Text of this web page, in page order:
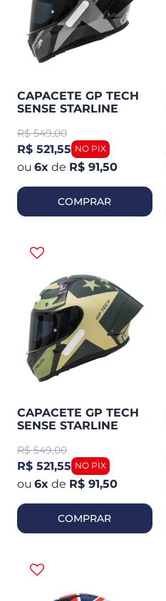
CAPACETE GP TECH
SENSE STARLINE
R$ 549,00
R$ 521,55
6x de R$ 91,50
COMPRAR
CAPACETE GP TECH
SENSE STARLINE
R$ 549,00
R$ 521,55
6x de R$ 91,50
COMPRAR